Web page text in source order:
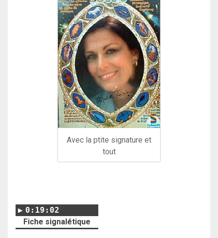
Avec la ptite signature et
tout
0:19:02
Fiche signalétique